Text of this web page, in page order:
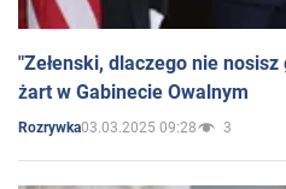
"Zełenski, dlaczego nie
żart w Gabinecie Owalnym
Rozrywka03.03.2025 09:28 3